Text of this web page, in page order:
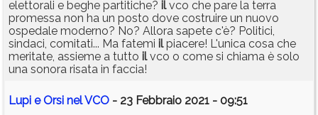
elettorali e beghe partitiche? ilvco che pare la terra
promessa non ha un posto dove costruire un nuovo
ospedale moderno? No? Allora sapete c'è? Politici,
sindaci, comitati... Ma fatemi ilpiacere! L'unica cosa che
meritate, assieme a tutto ilvco o come si chiama è solo
una sonora risata in faccia!
Lupi e Orsi nel VCO - 23 Febbraio 2021 - 09:51